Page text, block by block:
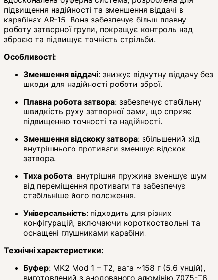
підвищення надійності та зменшення віддачі в
карабінах AR-15. Вона забезпечує більш плавну
роботу затворної групи, покращує контроль над
зброєю та підвищує точність стрільби.
Особливості:
Зменшення віддачі: знижує відчутну віддачу без
шкоди для надійності роботи зброї.
Плавна робота затвора: забезпечує стабільну
швидкість руху затворної рами, що сприяє
підвищенню точності та надійності.
Зменшення відскоку затвора: збільшений хід
внутрішнього противаги зменшує відскок
затвора.
Тиха робота: внутрішня пружина зменшує шум
від переміщення противаги та забезпечує
стабільніше його положення.
Універсальність: підходить для різних
конфігурацій, включаючи короткоствольні та
оснащені глушниками карабіни.
Технічні характеристики:
Буфер: MK2 Mod 1 – T2, вага ~158 г (5.6 унцій),
виготовлений з анодованого алюмінію 7075-T6.